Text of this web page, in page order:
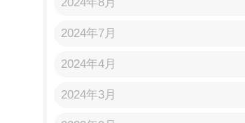
2024年7月
2024年4月
2024年3月